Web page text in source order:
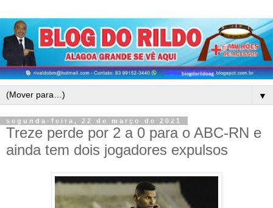
▼
segunda-feira, 22 de março de 2021
Treze perde por 2 a 0 para o ABC-RN e
ainda tem dois jogadores expulsos